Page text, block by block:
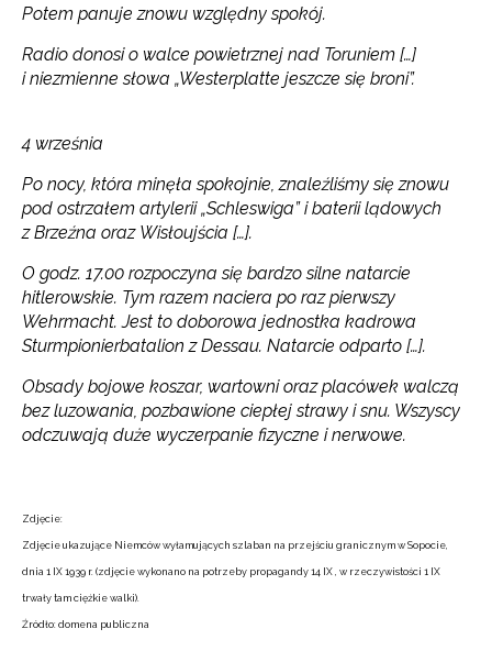
Potem panuje znowu względny spokój.
Radio donosi o walce powietrznej nad Toruniem […]
i niezmienne słowa „Westerplatte jeszcze się broni”.
4 września
Po nocy, która minęła spokojnie, znaleźliśmy się znowu
pod ostrzałem artylerii „Schleswiga” i baterii lądowych
z Brzeźna oraz Wisłoujścia […].
O godz. 17.00 rozpoczyna się bardzo silne natarcie
hitlerowskie. Tym razem naciera po raz pierwszy
Wehrmacht. Jest to doborowa jednostka kadrowa
Sturmpionierbatalion z Dessau. Natarcie odparto […].
Obsady bojowe koszar, wartowni oraz placówek walczą
bez luzowania, pozbawione ciepłej strawy i snu. Wszyscy
odczuwają duże wyczerpanie fizyczne i nerwowe.
Zdjęcie:
Zdjęcie ukazujące Niemców wyłamujących szlaban na przejściu granicznym w Sopocie,
dnia 1 IX 1939 r. (zdjęcie wykonano na potrzeby propagandy 14 IX , w rzeczywistości 1 IX
trwały tam ciężkie walki).
Źródło: domena publiczna
Newsletter ORE
Zapisz się i bądź na bieżąco z najnowszymi
o szkoleniach i programach.
Adres e-mail:
Wyrażam zgodę na przetwarzanie moich danych
osobowych przez ORE w celach marketingowych.